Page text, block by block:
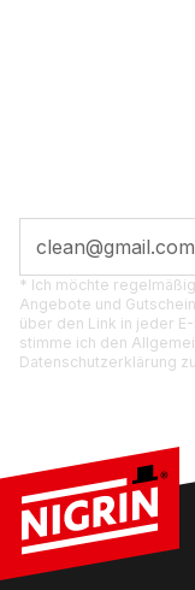
* Ich möchte
Angebote und
über den Link in jeder
stimme ich den
Datenschutzerklärung